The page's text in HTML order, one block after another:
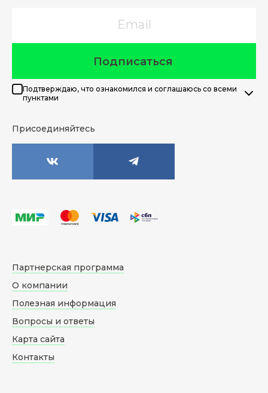
Подписаться
Подтверждаю, что ознакомился и соглашаюсь со всеми
пунктами
Присоединяйтесь
Партнерская программа
О компании
Полезная информация
Вопросы и ответы
Карта сайта
Контакты